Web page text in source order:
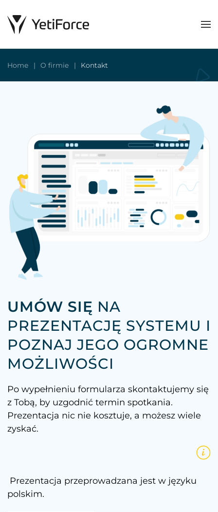
Home O firmie Kontakt
UMÓW SIĘ NA
PREZENTACJĘ SYSTEMU I
POZNAJ JEGO OGROMNE
MOŻLIWOŚCI
Po wypełnieniu formularza skontaktujemy się
z Tobą, by uzgodnić termin spotkania.
Prezentacja nic nie kosztuje, a możesz wiele
zyskać.
Prezentacja przeprowadzana jest w języku
polskim.